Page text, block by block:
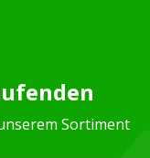
Sortiment